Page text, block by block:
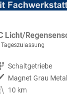
Licht/
Getriebe Schaltgetriebe
Außenfarbe
Kilometerstand
10 km